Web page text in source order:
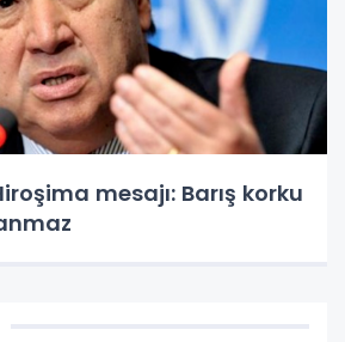
mesajı: Barış korku